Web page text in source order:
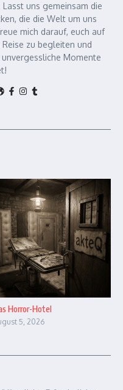
uns gemeinsam die
die die Welt um uns
mich darauf, euch auf
zu begleiten und
Momente
Horror-Hotel
5, 2026